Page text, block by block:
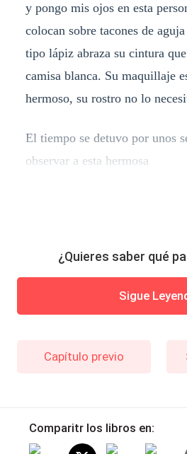
y pongo mis ojos en esta
colocan sobre tacones de
tipo lápiz abraza su cintura
camisa blanca. Su maquillaje
hermoso, su rostro no lo
El tiempo se detuvo por unos
observar a esta hermosa
¿Quieres saber qué
Sigue
Capítulo previo
Comparitr los libros en: